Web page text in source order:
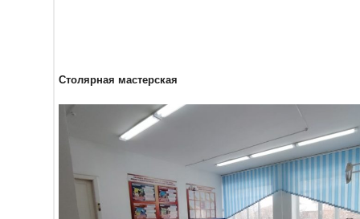
Столярная мастерская